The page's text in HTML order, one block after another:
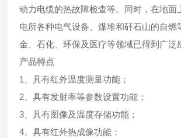
动力电缆的热故障检查等。同时，在地面
电所各种电气设备、煤堆和矸石山的自燃
金、石化、环保及医疗等领域已得到广泛
产品特点
1、具有红外温度测量功能；
2、具有发射率等参数设置功能；
3、具有图像及温度存储功能；
4、具有红外热成像功能；